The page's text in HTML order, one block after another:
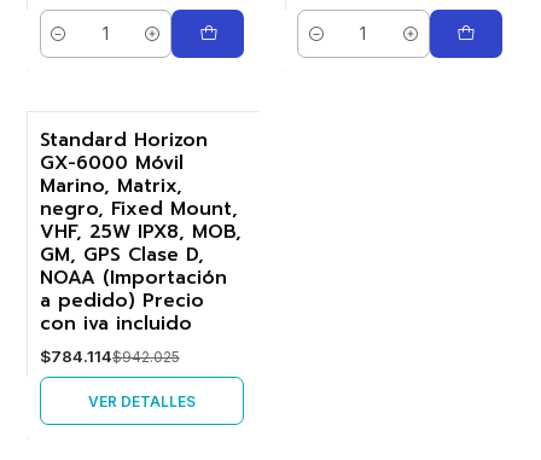
Cantidad Cantidad
-17%
Standard Horizon
GX-6000 Móvil
Marino, Matrix,
negro, Fixed Mount,
VHF, 25W IPX8, MOB,
GM, GPS Clase D,
NOAA (Importación
a pedido) Precio
con iva incluido
$784.114$942.025
VER DETALLES